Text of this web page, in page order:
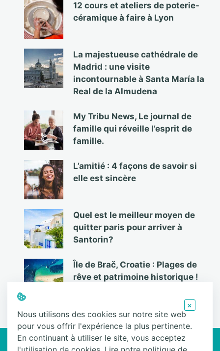
12 cours et ateliers de poterie-
céramique à faire à Lyon
La majestueuse cathédrale de
Madrid : une visite
incontournable à Santa María la
Real de la Almudena
My Tribu News, Le journal de
famille qui réveille l’esprit de
famille.
L’amitié : 4 façons de savoir si
elle est sincère
Quel est le meilleur moyen de
quitter paris pour arriver à
Santorin?
Île de Brač, Croatie : Plages de
rêve et patrimoine historique !
Ce site participe au Programme Partenaires d’Amazon EU, un programme
d’affiliation conçu pour permettre à des sites de percevoir une
Nous utilisons des cookies sur notre site web
pour vous offrir l'expérience la plus pertinente.
En continuant à utiliser le site, vous acceptez
×